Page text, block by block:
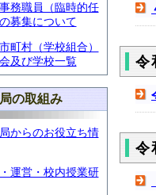
務職員（臨時的任
募集について
町村（学校組合）
及び学校一覧
の取組み
からのお役立ち情
運営・校内授業研
令
令